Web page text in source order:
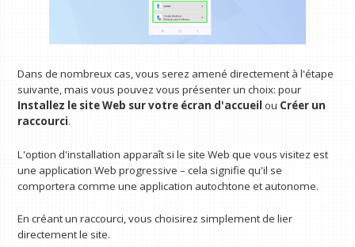
Dans de nombreux cas, vous serez amené directement à l'étape
suivante, mais vous pouvez vous présenter un choix: pour
Installez le site Web sur votre écran d'accueil ou Créer un
raccourci.
L'option d'installation apparaît si le site Web que vous visitez est
une application Web progressive – cela signifie qu'il se
comportera comme une application autochtone et autonome.
En créant un raccourci, vous choisirez simplement de lier
directement le site.